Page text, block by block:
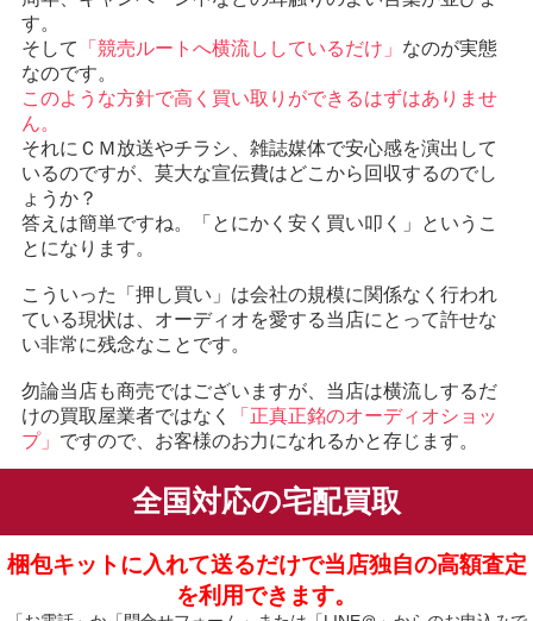
す。
そして
「競売ルートへ横流ししているだけ」 なのが実態
なのです。
このような方針で高く買い取りができるはずはありませ
ん。
それにＣＭ放送やチラシ、雑誌媒体で安心感を演出して
いるのですが、莫大な宣伝費はどこから回収するのでし
ょうか？
答えは簡単ですね。「とにかく安く買い叩く」というこ
とになります。
こういった「押し買い」は会社の規模に関係なく行われ
ている現状は、オーディオを愛する当店にとって許せな
い非常に残念なことです。
勿論当店も商売ではございますが、当店は横流しするだ
けの買取屋業者ではなく
「正真正銘のオーディオショッ
プ」 ですので、お客様のお力になれるかと存じます。
全国対応の宅配買取
梱包キットに入れて送るだけで当店独自の高額査定
を利用できます。